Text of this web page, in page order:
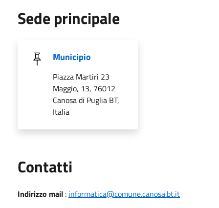
Sede principale
Municipio
Piazza Martiri 23
Maggio, 13, 76012
Canosa di Puglia BT,
Italia
Contatti
Indirizzo mail : informatica@comune.canosa.bt.it